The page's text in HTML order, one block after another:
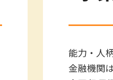
能力・人
金融機関